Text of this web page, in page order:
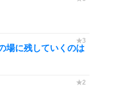
場に残していくのは